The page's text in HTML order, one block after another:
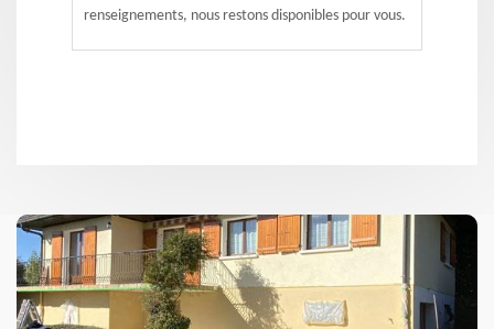
renseignements, nous restons disponibles pour vous.